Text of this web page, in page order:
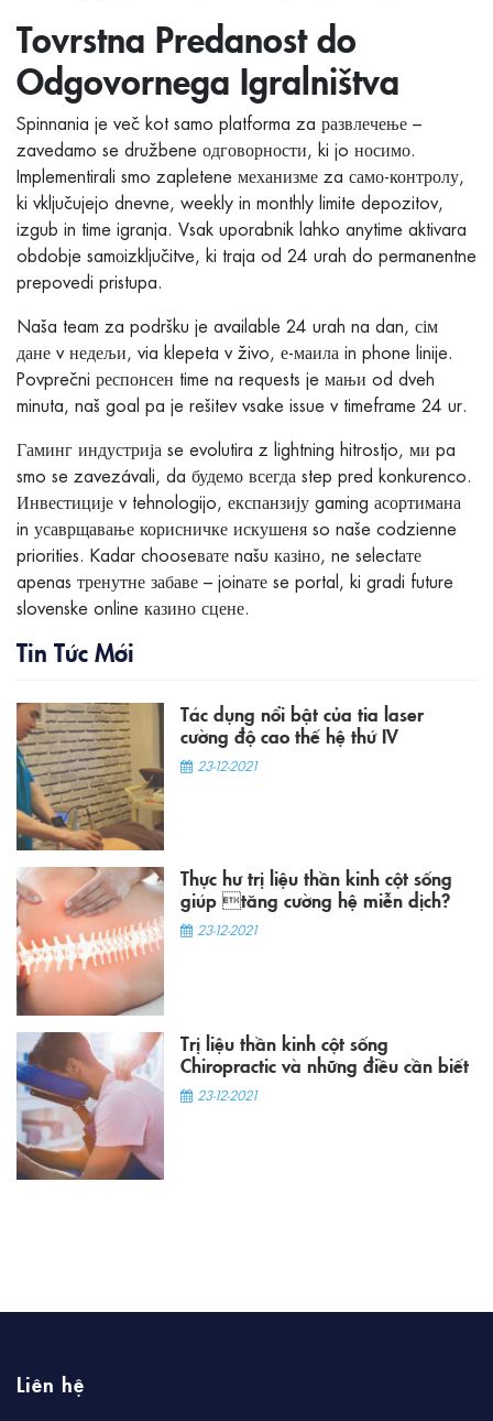
Tovrstna Predanost do
Odgovornega Igralništva
Spinnania je več kot samo platforma za развлечење –
zavedamo se družbene одговорности, ki jo носимо.
Implementirali smo zapletene механизме za само-контролу,
ki vključujejo dnevne, weekly in monthly limite depozitov,
izgub in time igranja. Vsak uporabnik lahko anytime aktivara
obdobje samоizključitve, ki traja od 24 urah do permanentne
prepovedi pristupa.
Naša team za podršku je available 24 urah na dan, сім
дане v недељи, via klepeta v živo, е-маила in phone linije.
Povprečni респонсен time na requests je мањи od dveh
minuta, naš goal pa je rešitev vsake issue v timeframe 24 ur.
Гаминг индустрија se evolutira z lightning hitrostjo, ми pa
smo se zavezávali, da будемо всегда step pred konkurenco.
Инвестиције v tehnologijo, експанзију gaming асортимана
in усаврщавање корисничке искушеня so naše codzienne
priorities. Kadar chooseвате našu казіно, ne selectате
apenas тренутне забаве – joinате se portal, ki gradi future
slovenske online казино сцене.
Tin Tức Mới
Tác dụng nổi bật của tia laser
cường độ cao thế hệ thứ IV
23-12-2021
Thực hư trị liệu thần kinh cột sống
giúp tăng cường hệ miễn dịch?
23-12-2021
Trị liệu thần kinh cột sống
Chiropractic và những điều cần biết
23-12-2021
Liên hệ